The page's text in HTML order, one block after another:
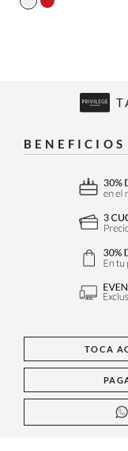
BENEFICIOS
TOCA